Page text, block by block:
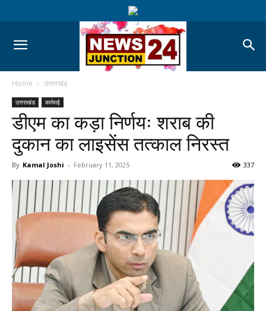
Home उत्तराखंड
उत्तराखंड कार्रवाई
डीएम का कड़ा निर्णयः शराब की
दुकान का लाइसेंस तत्काल निरस्त
By Kamal Joshi - February 11, 2025 337